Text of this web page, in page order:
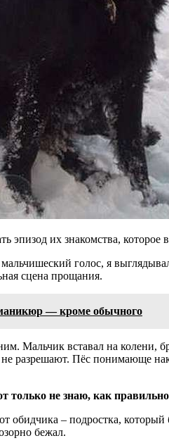
эпизод их знакомства,
голос, я
сцена прощания.
— кроме обычного
Мальчик вставал на колени,
не разрешают. Пёс понимающе
только не знаю, как
обидчика – подростка,
бежал.